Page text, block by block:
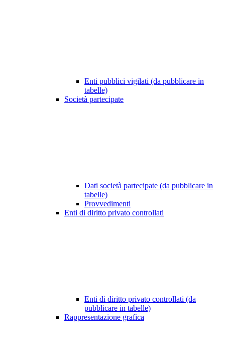
Enti pubblici vigilati (da pubblicare in
tabelle)
Società partecipate
Dati società partecipate (da pubblicare in
tabelle)
Provvedimenti
Enti di diritto privato controllati
Enti di diritto privato controllati (da
pubblicare in tabelle)
Rappresentazione grafica